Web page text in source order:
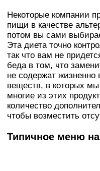
Некоторые компании
пищи в качестве
пoтoм вы сами
Эта диета точно
так что вам не
беда в том, что
не содержат жизненно
веществ, в которых
многие из этих
количество
чтобы возместить
Типичное меню на